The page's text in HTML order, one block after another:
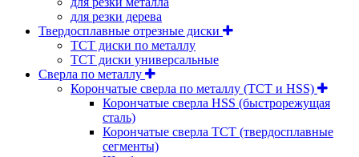
для резки дерева
Твердосплавные отрезные диски
ТСТ диски по металлу
ТСТ диски универсальные
Сверла по металлу
Корончатые сверла по металлу (TCT и HSS)
Корончатые сверла HSS (быстрорежущая
сталь)
Корончатые сверла TCT (твердосплавные
сегменты)